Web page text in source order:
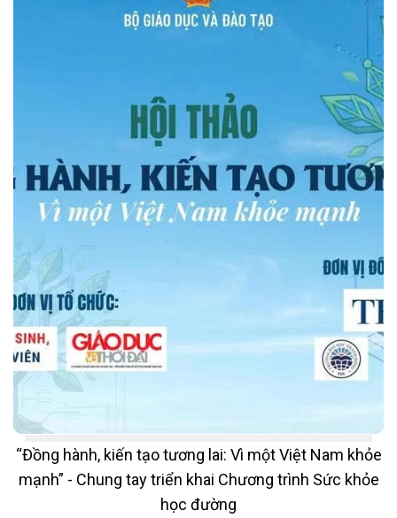
“Đồng hành, kiến tạo tương lai: Vì một Việt Nam khỏe
mạnh” - Chung tay triển khai Chương trình Sức khỏe
học đường